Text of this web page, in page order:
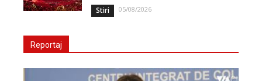
Stiri 05/08/2026
Reportaj